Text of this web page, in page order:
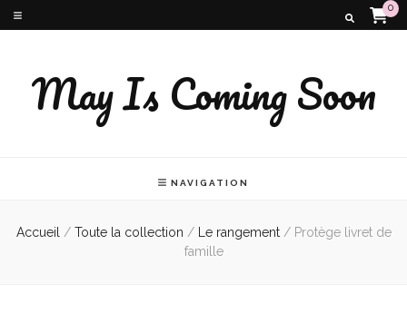
0
May Is Coming Soon
NAVIGATION
Accueil / Toute la collection / Le rangement / Protège livret de
famille